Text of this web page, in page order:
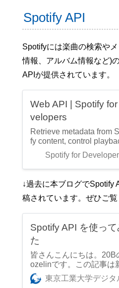
Spotify API
Spotifyには楽曲の検索や
情報、アルバム情報など)
APIが提供されています。
Web API | Spotify
velopers
Retrieve metadata from
fy content, control
r get recommendations
Spotify for
↓過去に本ブログでSpotify
稿されています。ぜひご覧
Spotify API を使って
た
皆さんこんにちは。20B
ozelinです。この記事は
ブログリレー2021 10日
記事です。 traPでは様
東京工業大学デジタ